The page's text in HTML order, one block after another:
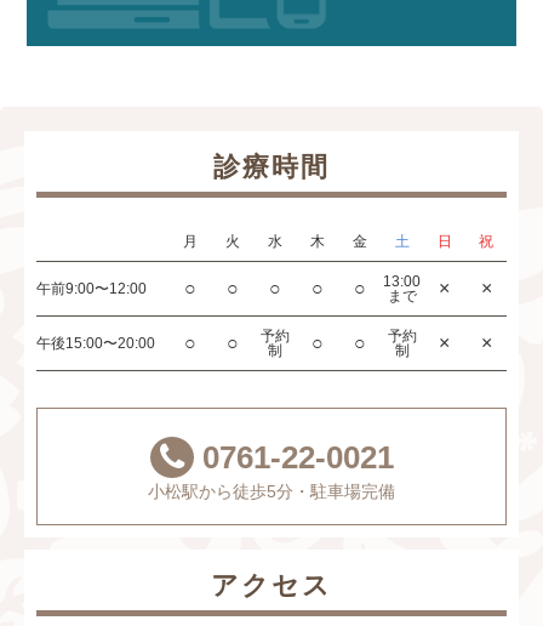
診療時間
月 火 水 木 金 土 日 祝
午前9:00〜12:00 ○ ○ ○ ○ ○
13:00
まで
× ×
午後15:00〜20:00 ○ ○
予約
制
○ ○
予約
制
× ×
0761-22-0021
小松駅から徒歩5分・駐車場完備
アクセス